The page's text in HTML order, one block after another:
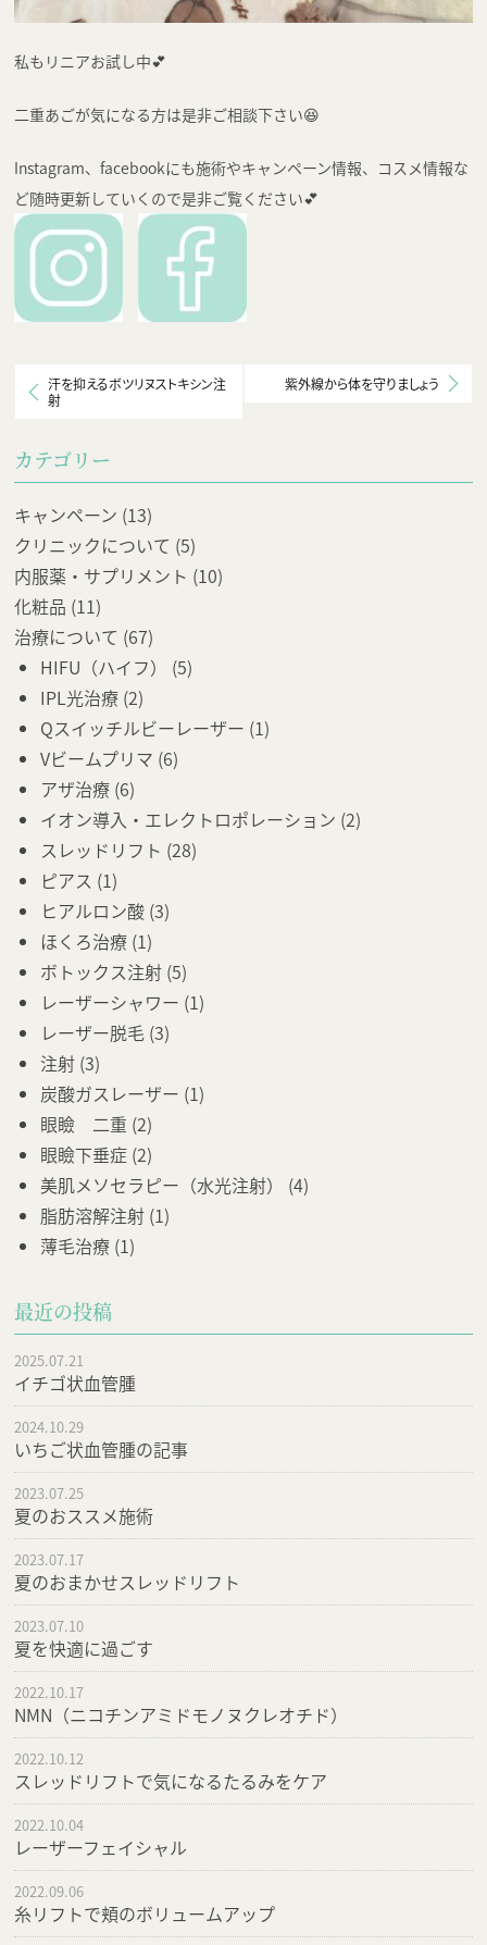
私もリニアお試し中💕
二重あごが気になる方は是非ご相談下さい😆
Instagram、facebookにも施術やキャンペーン情報、コスメ情報な
ど随時更新していくので是非ご覧ください💕
汗を抑えるボツリヌストキシン注
射
紫外線から体を守りましょう
カテゴリー
キャンペーン (13)
クリニックについて (5)
内服薬・サプリメント (10)
化粧品 (11)
治療について (67)
HIFU（ハイフ）
(5)
IPL光治療 (2)
Qスイッチルビーレーザー (1)
Vビームプリマ (6)
アザ治療 (6)
イオン導入・エレクトロポレーション (2)
スレッドリフト (28)
ピアス (1)
ヒアルロン酸 (3)
ほくろ治療 (1)
ボトックス注射 (5)
レーザーシャワー (1)
レーザー脱毛 (3)
注射 (3)
炭酸ガスレーザー (1)
眼瞼 二重 (2)
眼瞼下垂症 (2)
美肌メソセラピー（水光注射）
(4)
脂肪溶解注射 (1)
薄毛治療 (1)
最近の投稿
イチゴ状血管腫
2025.07.21
いちご状血管腫の記事
2024.10.29
夏のおススメ施術
2023.07.25
夏のおまかせスレッドリフト
2023.07.17
夏を快適に過ごす
2023.07.10
NMN（ニコチンアミドモノヌクレオチド）
2022.10.17
スレッドリフトで気になるたるみをケア
2022.10.12
レーザーフェイシャル
2022.10.04
糸リフトで頬のボリュームアップ
2022.09.06